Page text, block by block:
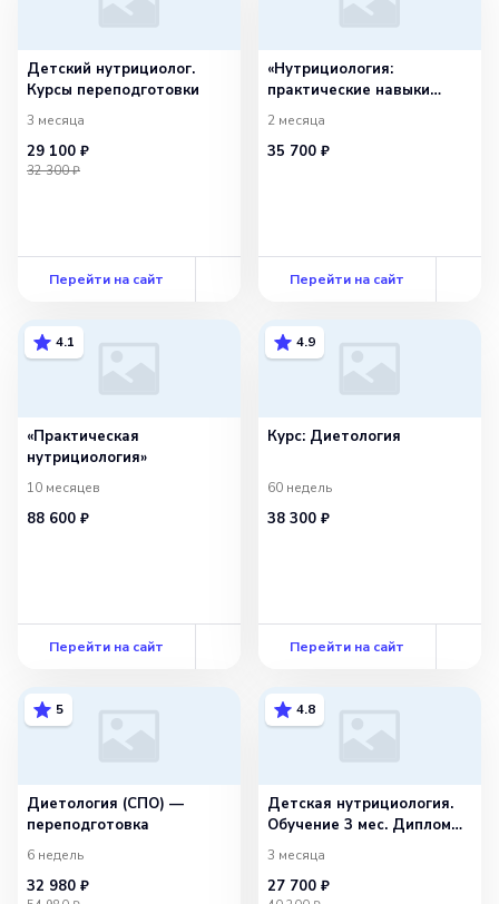
Детский нутрициолог.
Курсы переподготовки
3 месяца
29 100 ₽
32 300 ₽
Перейти на сайт
«Нутрициология:
практические навыки
работы с избыточной
массой тела»
2 месяца
35 700 ₽
Перейти на сайт
4.1
«Практическая
нутрициология»
10 месяцев
88 600 ₽
Перейти на сайт
4.9
Курс: Диетология
60 недель
38 300 ₽
Перейти на сайт
5
Диетология (СПО) —
переподготовка
6 недель
32 980 ₽
4.8
Детская нутрициология.
Обучение 3 мес. Диплом
Москвы!
3 месяца
27 700 ₽